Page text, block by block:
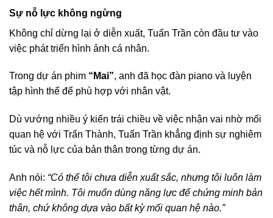
Sự nỗ lực không ngừng
Không chỉ dừng lại ở diễn xuất, Tuấn Trần còn đầu tư vào
việc phát triển hình ảnh cá nhân.
Trong dự án phim “Mai”, anh đã học đàn piano và luyện
tập hình thể để phù hợp với nhân vật.
Dù vướng nhiều ý kiến trái chiều về việc nhận vai nhờ mối
quan hệ với Trấn Thành, Tuấn Trần khẳng định sự nghiêm
túc và nỗ lực của bản thân trong từng dự án.
Anh nói: “Có thể tôi chưa diễn xuất sắc, nhưng tôi luôn làm
việc hết mình. Tôi muốn dùng năng lực để chứng minh bản
thân, chứ không dựa vào bất kỳ mối quan hệ nào.”